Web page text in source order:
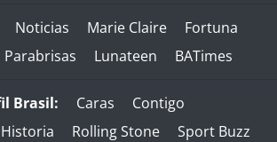
Noticias Marie Claire
Fortuna
Parabrisas Lunateen BATimes
Brasil: Caras
Contigo
Rolling Stone
Sport Buzz